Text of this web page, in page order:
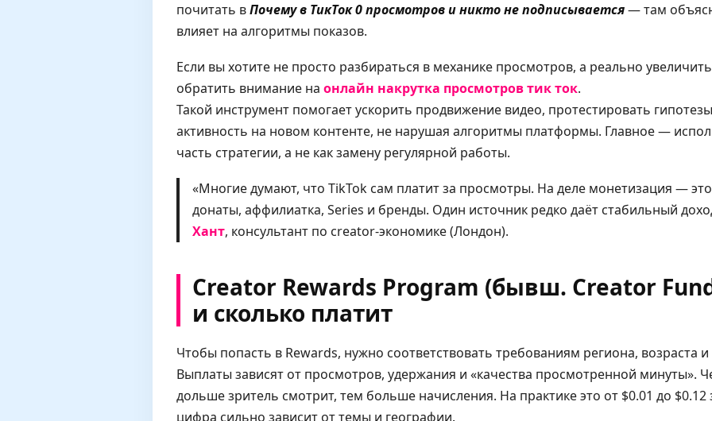
почитать вПочему в ТикТок 0 просмотров и никто не подписывается— там
влияет на алгоритмы показов.
Если вы хотите не просто разбираться в механике просмотров, а реально
обратить внимание на онлайн накрутка просмотров тик ток.
Такой инструмент помогает ускорить продвижение видео, протестировать
активность на новом контенте, не нарушая алгоритмы платформы. Главное —
часть стратегии, а не как замену регулярной работы.
«Многие думают, что TikTok сам платит за просмотры. На деле монетизация —
донаты, аффилиатка, Series и бренды. Один источник редко даёт стабильный
Хант, консультант по creator-экономике (Лондон).
Creator Rewards Program (бывш. Creator
и сколько платит
Чтобы попасть в Rewards, нужно соответствовать требованиям региона, возраста
Выплаты зависят от просмотров, удержания и «качества просмотренной минуты».
дольше зритель смотрит, тем больше начисления. На практике это от $0.01 до
цифра сильно зависит от темы и географии.